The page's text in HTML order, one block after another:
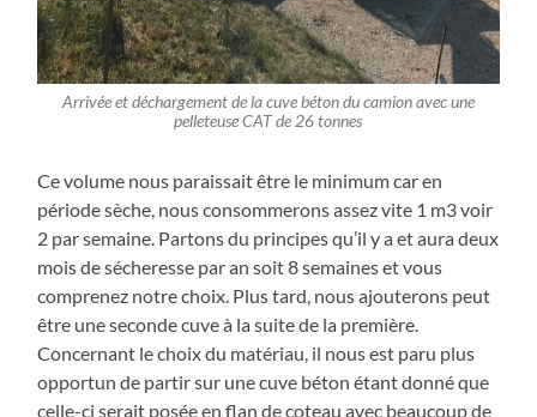
Arrivée et déchargement de la cuve béton du camion avec une
pelleteuse CAT de 26 tonnes
Ce volume nous paraissait être le minimum car en
période sèche, nous consommerons assez vite 1 m3 voir
2 par semaine. Partons du principes qu’il y a et aura deux
mois de sécheresse par an soit 8 semaines et vous
comprenez notre choix. Plus tard, nous ajouterons peut
être une seconde cuve à la suite de la première.
Concernant le choix du matériau, il nous est paru plus
opportun de partir sur une cuve béton étant donné que
celle-ci serait posée en flan de coteau avec beaucoup de